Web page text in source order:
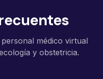
médico virtual
y obstetricia.